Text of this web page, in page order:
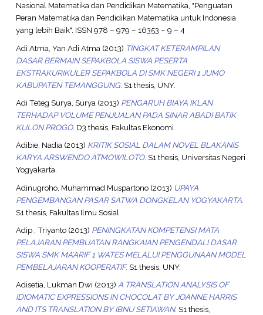
Nasional Matematika dan Pendidikan Matematika, "Penguatan
Peran Matematika dan Pendidikan Matematika untuk Indonesia
yang lebih Baik". ISSN 978 – 979 – 16353 – 9 – 4
Adi Atma, Yan Adi Atma (2013) TINGKAT KETERAMPILAN
DASAR BERMAIN SEPAKBOLA SISWA PESERTA
EKSTRAKURIKULER SEPAKBOLA DI SMK NEGERI 1 JUMO
KABUPATEN TEMANGGUNG. S1 thesis, UNY.
Adi Teteg Surya, Surya (2013) PENGARUH BIAYA IKLAN
TERHADAP VOLUME PENJUALAN PADA SINAR ABADI BATIK
KULON PROGO. D3 thesis, Fakultas Ekonomi.
Adibie, Nadia (2013) KRITIK SOSIAL DALAM NOVEL BLAKANIS
KARYA ARSWENDO ATMOWILOTO. S1 thesis, Universitas Negeri
Yogyakarta.
Adinugroho, Muhammad Muspartono(2013) UPAYA
PENGEMBANGAN PASAR SATWA DONGKELAN YOGYAKARTA.
S1 thesis, Fakultas Ilmu Sosial.
Adip , Triyanto(2013) PENINGKATAN KOMPETENSI MATA
PELAJARAN PEMBUATAN RANGKAIAN PENGENDALI DASAR
SISWA SMK MA’ARIF 1 WATES MELALUI PENGGUNAAN MODEL
PEMBELAJARAN KOOPERATIF.S1 thesis, UNY.
Adisetia, Lukman Dwi (2013) A TRANSLATION ANALYSIS OF
IDIOMATIC EXPRESSIONS IN CHOCOLAT BY JOANNE HARRIS
AND ITS TRANSLATION BY IBNU SETIAWAN. S1 thesis,